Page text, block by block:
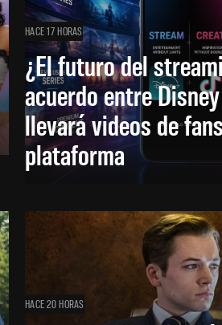
HACE 17 HORAS
¿El futuro del
acuerdo entre
llevará videos de
plataforma
HACE 20 HORAS